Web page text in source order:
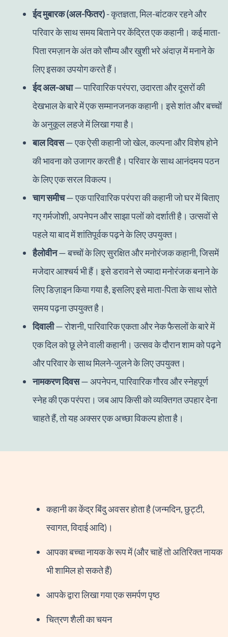
ईद मुबारक (अल-फितर)- कृतज्ञता, मिल-बांटकर रहने और
परिवार के साथ समय बिताने पर केंद्रित एक कहानी। कई माता-
पिता रमज़ान के अंत को सौम्य और खुशी भरे अंदाज़ में मनाने के
लिए इसका उपयोग करते हैं।
ईद अल-अधा— पारिवारिक परंपरा, उदारता और दूसरों की
देखभाल के बारे में एक सम्मानजनक कहानी। इसे शांत और बच्चों
के अनुकूल लहजे में लिखा गया है।
बाल दिवस— एक ऐसी कहानी जो खेल, कल्पना और विशेष होने
की भावना को उजागर करती है। परिवार के साथ आनंदमय पठन
के लिए एक सरल विकल्प।
चाग समीच— एक पारिवारिक परंपरा की कहानी जो घर में बिताए
गए गर्मजोशी, अपनेपन और साझा पलों को दर्शाती है। उत्सवों से
पहले या बाद में शांतिपूर्वक पढ़ने के लिए उपयुक्त।
हैलोवीन— बच्चों के लिए सुरक्षित और मनोरंजक कहानी, जिसमें
मजेदार आश्चर्य भी हैं। इसे डरावने से ज्यादा मनोरंजक बनाने के
लिए डिज़ाइन किया गया है, इसलिए इसे माता-पिता के साथ सोते
समय पढ़ना उपयुक्त है।
दिवाली— रोशनी, पारिवारिक एकता और नेक फैसलों के बारे में
एक दिल को छू लेने वाली कहानी। उत्सव के दौरान शाम को पढ़ने
और परिवार के साथ मिलने-जुलने के लिए उपयुक्त।
नामकरण दिवस— अपनेपन, पारिवारिक गौरव और स्नेहपूर्ण
स्नेह की एक परंपरा। जब आप किसी को व्यक्तिगत उपहार देना
चाहते हैं, तो यह अक्सर एक अच्छा विकल्प होता है।
कहानी का केंद्र बिंदु अवसर होता है (जन्मदिन, छुट्टी,
स्वागत, विदाई आदि)।
आपका बच्चा नायक के रूप में (और चाहें तो अतिरिक्त नायक
भी शामिल हो सकते हैं)
आपके द्वारा लिखा गया एक समर्पण पृष्ठ
चित्रण शैली का चयन